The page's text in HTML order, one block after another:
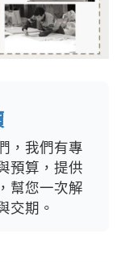
，我們有專
預算，提供
幫您一次解
交期。